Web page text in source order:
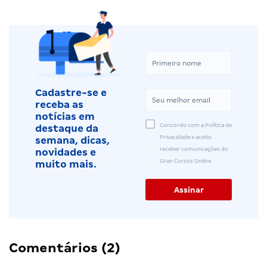
Cadastre-se e
receba as
notícias em
destaque da
semana, dicas,
novidades e
muito mais.
Concordo com a Política de
Privacidade e aceito
receber comunicações do
Gran Cursos Online.
Comentários (2)